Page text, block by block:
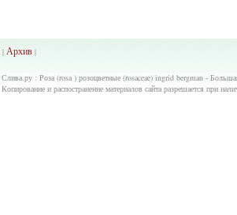
| Архив|
Слива.ру : Роза (rosa ) розоцветные (rosaceae) ingrid bergman -
Копирование и распостранение материалов сайта разрешается при